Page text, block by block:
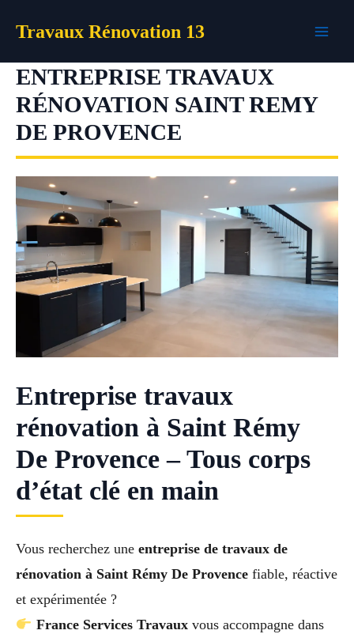
Travaux Rénovation 13
ENTREPRISE TRAVAUX
RÉNOVATION SAINT REMY
DE PROVENCE
Entreprise travaux
rénovation à Saint Rémy
De Provence – Tous corps
d’état clé en main
Vous recherchez une entreprise de travaux de
rénovation à Saint Rémy De Provence fiable, réactive
et expérimentée ?
France Services Travauxvous accompagne dans